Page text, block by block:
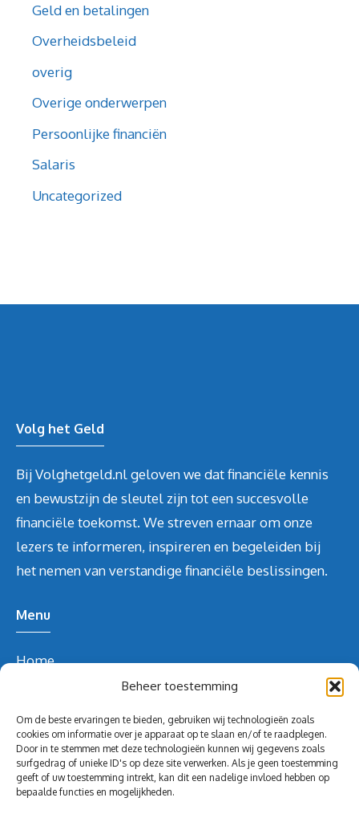
Beheer toestemming
Om de beste ervaringen te bieden, gebruiken wij technologieën zoals
cookies om informatie over je apparaat op te slaan en/of te raadplegen.
Door in te stemmen met deze technologieën kunnen wij gegevens zoals
surfgedrag of unieke ID's op deze site verwerken. Als je geen toestemming
geeft of uw toestemming intrekt, kan dit een nadelige invloed hebben op
bepaalde functies en mogelijkheden.
Geld en betalingen
Overheidsbeleid
overig
Overige onderwerpen
Persoonlijke financiën
Salaris
Uncategorized
Volg het Geld
Bij Volghetgeld.nl geloven we dat financiële kennis
en bewustzijn de sleutel zijn tot een succesvolle
financiële toekomst. We streven ernaar om onze
lezers te informeren, inspireren en begeleiden bij
het nemen van verstandige financiële beslissingen.
Menu
Home
Contact
Blog
Contact Info